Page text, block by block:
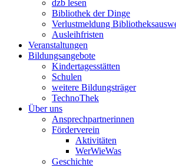
dzb lesen
Bibliothek der Dinge
Verlustmeldung
Ausleihfristen
Veranstaltungen
Bildungsangebote
Kindertagesstätten
Schulen
weitere Bildungsträger
TechnoThek
Über uns
Ansprechpartnerinnen
Förderverein
Aktivitäten
WerWieWas
Geschichte